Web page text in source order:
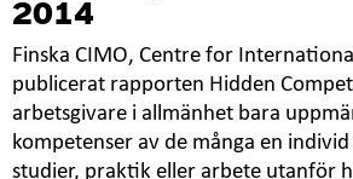
2014
Finska CIMO, Centre for
publicerat rapporten Hidden
arbetsgivare i allmänhet bara
kompetenser av de många en individ
studier, praktik eller arbete utanför